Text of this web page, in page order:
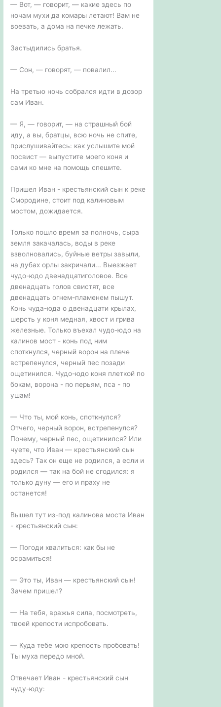
— Вот, — говорит, — какие здесь по
ночам мухи да комары летают! Вам не
воевать, а дома на печке лежать.
Застыдились братья.
— Сон, — говорят, — повалил...
На третью ночь собрался идти в дозор
сам Иван.
— Я, — говорит, — на страшный бой
иду, а вы, братцы, всю ночь не спите,
прислушивайтесь: как услышите мой
посвист — выпустите моего коня и
сами ко мне на помощь спешите.
Пришел Иван - крестьянский сын к реке
Смородине, стоит под калиновым
мостом, дожидается.
Только пошло время за полночь, сыра
земля закачалась, воды в реке
взволновались, буйные ветры завыли,
на дубах орлы закричали... Выезжает
чудо-юдо двенадцатиголовое. Все
двенадцать голов свистят, все
двенадцать огнем-пламенем пышут.
Конь чуда-юда о двенадцати крылах,
шерсть у коня медная, хвост и грива
железные. Только въехал чудо-юдо на
калинов мост - конь под ним
споткнулся, черный ворон на плече
встрепенулся, черный пес позади
ощетинился. Чудо-юдо коня плеткой по
бокам, ворона - по перьям, пса - по
ушам!
— Что ты, мой конь, споткнулся?
Отчего, черный ворон, встрепенулся?
Почему, черный пес, ощетинился? Или
чуете, что Иван — крестьянский сын
здесь? Так он еще не родился, а если и
родился — так на бой не сгодился: я
только дуну — его и праху не
останется!
Вышел тут из-под калинова моста Иван
- крестьянский сын:
— Погоди хвалиться: как бы не
осрамиться!
— Это ты, Иван — крестьянский сын!
Зачем пришел?
— На тебя, вражья сила, посмотреть,
твоей крепости испробовать.
— Куда тебе мою крепость пробовать!
Ты муха передо мной.
Отвечает Иван - крестьянский сын
чуду-юду: